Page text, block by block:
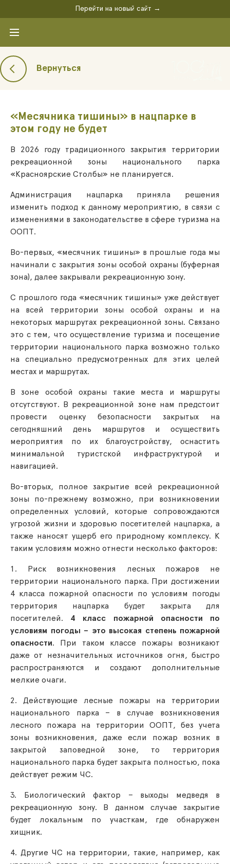
Перейти на новый сайт →
Вернуться
«Месячника тишины» в нацпарке в
этом году не будет
В 2026 году традиционного закрытия территории
рекреационной зоны национального парка
«Красноярские Столбы» не планируется.
Администрация нацпарка приняла решения
изменить подход к данному мероприятию, в связи с
изменениями в законодательстве в сфере туризма на
ООПТ.
Во-первых, «месячник тишины» в прошлые года мы
начинали с закрытия зоны особой охраны (буферная
зона), далее закрывали рекреационную зону.
С прошлого года «месячник тишины» уже действует
на всей территории зоны особой охраны и на
некоторых маршрутах рекреационной зоны. Связано
это с тем, что осуществление туризма и посещение
территории национального парка возможно только
на специально предусмотренных для этих целей
местах и маршрутах.
В зоне особой охраны такие места и маршруты
отсутствуют. В рекреационной зоне нам предстоит
провести оценку безопасности закрытых на
сегодняшний день маршрутов и осуществить
мероприятия по их благоустройству, оснастить
минимальной туристской инфраструктурой и
навигацией.
Во-вторых, полное закрытие всей рекреационной
зоны по-прежнему возможно, при возникновении
определенных условий, которые сопровождаются
угрозой жизни и здоровью посетителей нацпарка, а
также наносят ущерб его природному комплексу. К
таким условиям можно отнести несколько факторов:
1. Риск возникновения лесных пожаров не
территории национального парка. При достижении
4 класса пожарной опасности по условиям погоды
территория нацпарка будет закрыта для
посетителей.
4 класс пожарной опасности по
условиям погоды – это высокая степень пожарной
опасности. При таком классе пожары возникают
даже от незначительных источников огня, быстро
распространяются и создают дополнительные
мелкие очаги.
2. Действующие лесные пожары на территории
национального парка – в случае возникновения
лесного пожара на территории ООПТ, без учета
зоны возникновения, даже если пожар возник в
закрытой заповедной зоне, то территория
национального парка будет закрыта полностью, пока
действует режим ЧС.
3. Биологический фактор – выходы медведя в
рекреационную зону. В данном случае закрытие
будет локальным по участкам, где обнаружен
хищник.
4. Другие ЧС на территории, такие, например, как